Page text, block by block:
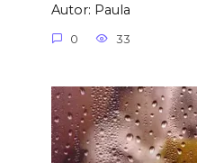
Autor: Paula
0 33